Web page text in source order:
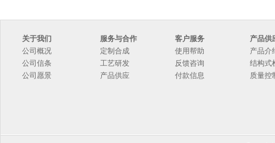
关于我们
公司概况
公司信条
公司愿景
服务与合作
定制合成
工艺研发
产品供应
客户服务
使用帮助
反馈咨询
付款信息
产品供
产品介
结构式
质量控